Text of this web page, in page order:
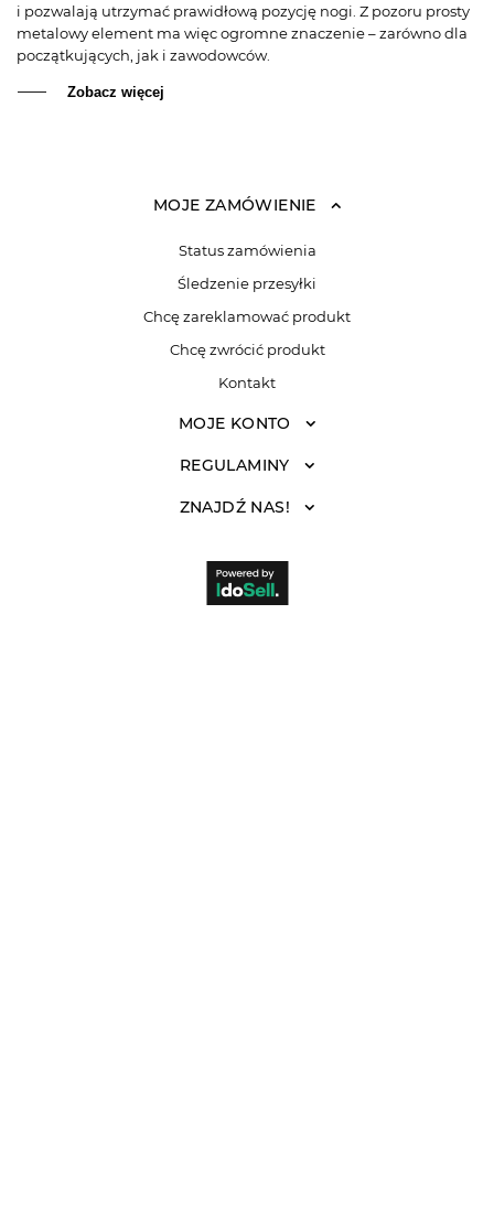
i pozwalają utrzymać prawidłową pozycję nogi. Z pozoru prosty
metalowy element ma więc ogromne znaczenie – zarówno dla
początkujących, jak i zawodowców.
Zobacz więcej
MOJE ZAMÓWIENIE
Status zamówienia
Śledzenie przesyłki
Chcę zareklamować produkt
Chcę zwrócić produkt
Kontakt
MOJE KONTO
REGULAMINY
ZNAJDŹ NAS!